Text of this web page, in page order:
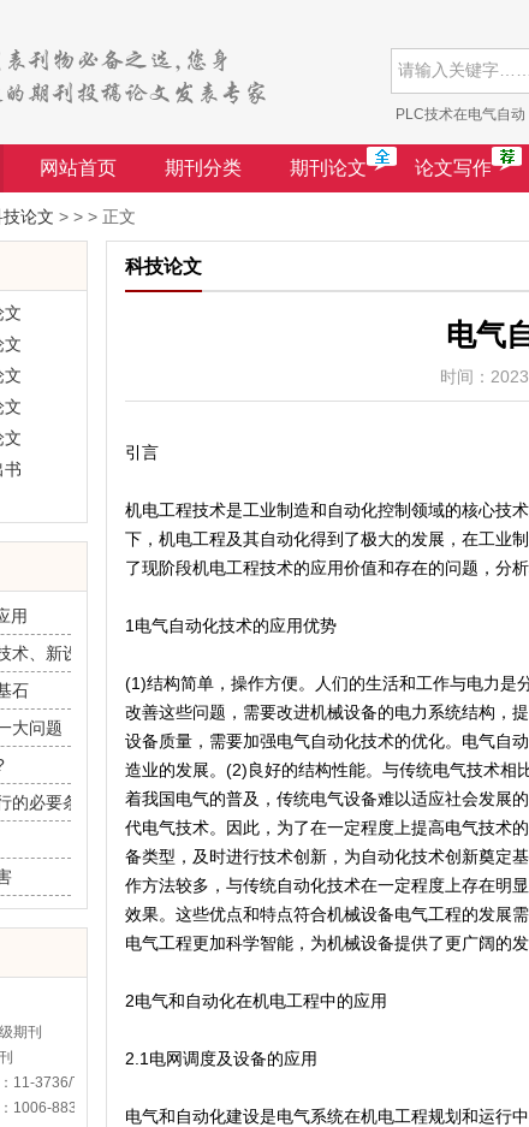
PLC技术在电气自动
网站首页 期刊分类 期刊论文 论文写作
技论文 > > > 正文
文
文
文
文
文
书
用
术、新设备
石
大问题
的必要条件
期刊
11-3736/TP
1006-883X
科技论文
电气
时间：
引言
机电工程技术是工业制造和自动化控制领域的核心技
下，机电工程及其自动化得到了极大的发展，在工业
了现阶段机电工程技术的应用价值和存在的问题，分
1电气自动化技术的应用优势
(1)结构简单，操作方便。人们的生活和工作与电力是
改善这些问题，需要改进机械设备的电力系统结构，
设备质量，需要加强电气自动化技术的优化。电气自
造业的发展。(2)良好的结构性能。与传统电气技术相
着我国电气的普及，传统电气设备难以适应社会发展
代电气技术。因此，为了在一定程度上提高电气技术
备类型，及时进行技术创新，为自动化技术创新奠定
作方法较多，与传统自动化技术在一定程度上存在明
效果。这些优点和特点符合机械设备电气工程的发展
电气工程更加科学智能，为机械设备提供了更广阔的发
2电气和自动化在机电工程中的应用
2.1电网调度及设备的应用
电气和自动化建设是电气系统在机电工程规划和运行